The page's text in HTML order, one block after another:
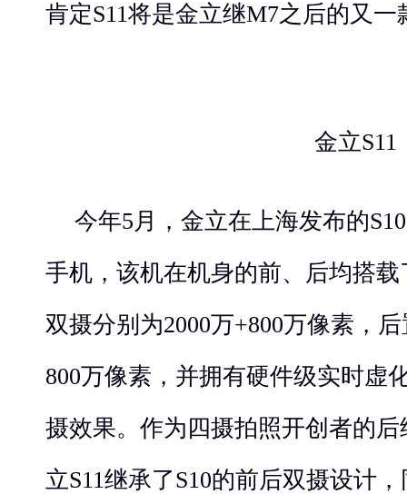
肯定S11将是金立继M7之后的又
金立S11
今年5月，金立在上海发布的
手机，该机在机身的前、后均搭
双摄分别为2000万+800万像素，
800万像素，并拥有硬件级实时虚
摄效果。作为四摄拍照开创者的
立S11继承了S10的前后双摄设计